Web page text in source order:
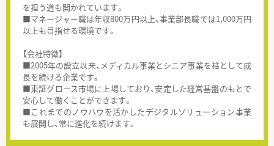
を担う道も開かれています。
■マネージャー職は年収800万円以上、事業部長職では1,000万円
以上も目指せる環境です。
【会社特徴】
■2005年の設立以来、メディカル事業とシニア事業を柱として成
長を続ける企業です。
■東証グロース市場に上場しており、安定した経営基盤のもとで
安心して働くことができます。
■これまでのノウハウを活かしたデジタルソリューション事業
も展開し、常に進化を続けます。